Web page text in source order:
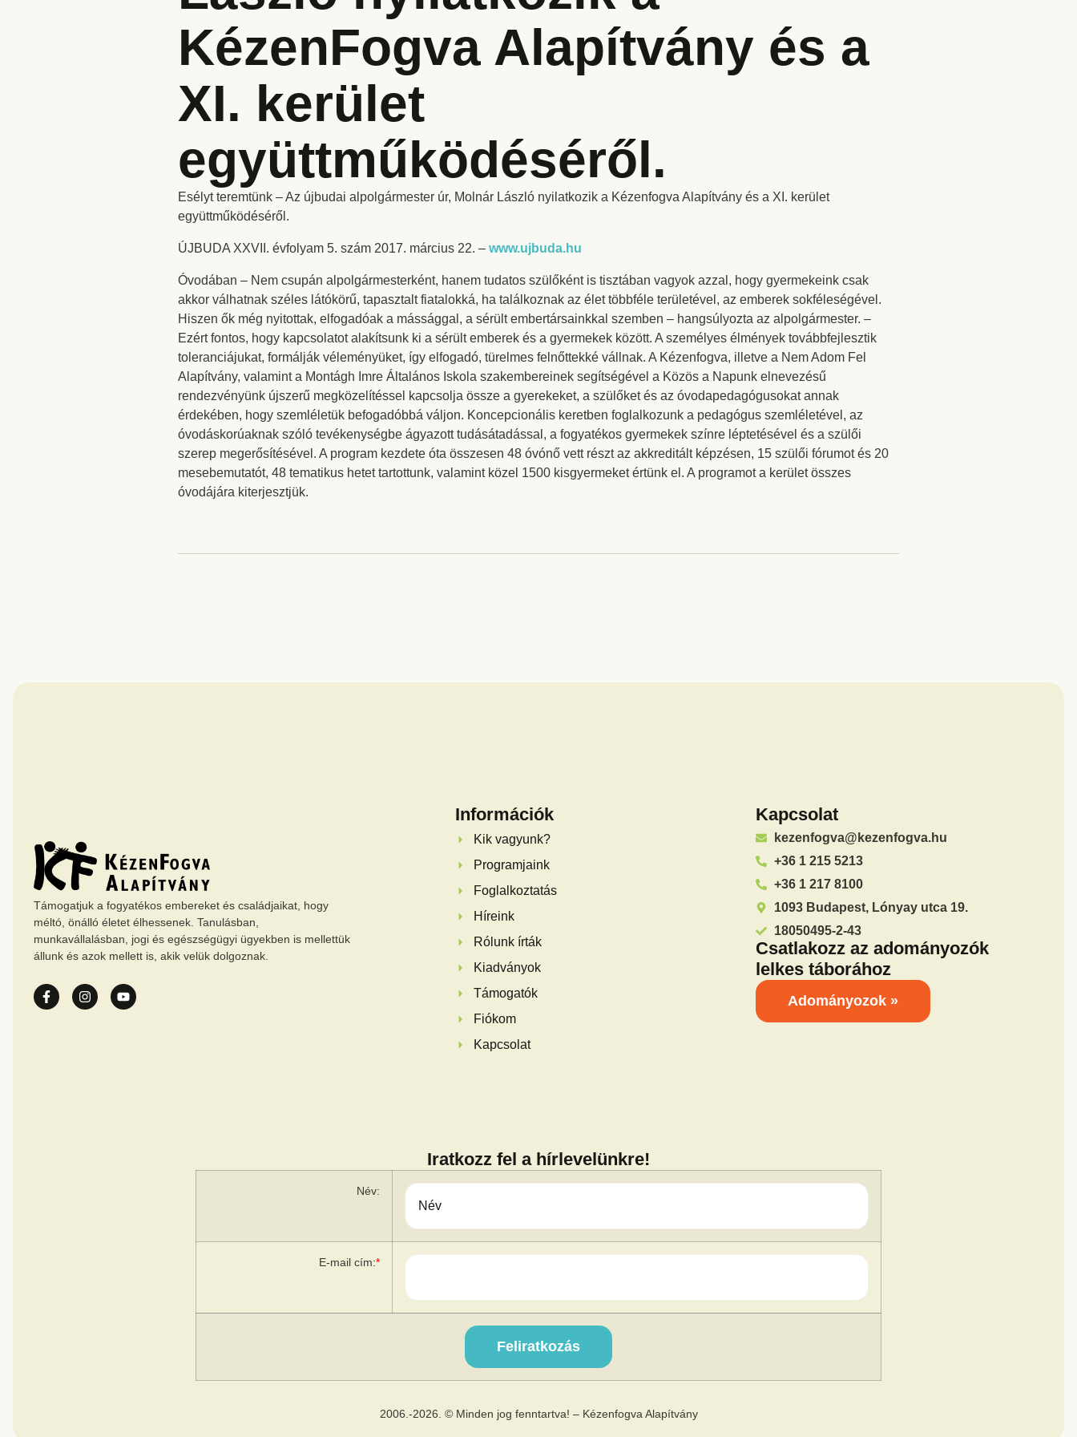
KézenFogva Alapítvány és a
XI. kerület
együttműködéséről.
Esélyt teremtünk – Az újbudai alpolgármester úr, Molnár László nyilatkozik a Kézenfogva Alapítvány és a XI. kerület
együttműködéséről.
ÚJBUDA XXVII. évfolyam 5. szám 2017. március 22. – www.ujbuda.hu
Óvodában – Nem csupán alpolgármesterként, hanem tudatos szülőként is tisztában vagyok azzal, hogy gyermekeink csak
akkor válhatnak széles látókörű, tapasztalt fiatalokká, ha találkoznak az élet többféle területével, az emberek sokféleségével.
Hiszen ők még nyitottak, elfogadóak a mássággal, a sérült embertársainkkal szemben – hangsúlyozta az alpolgármester. –
Ezért fontos, hogy kapcsolatot alakítsunk ki a sérült emberek és a gyermekek között. A személyes élmények továbbfejlesztik
toleranciájukat, formálják véleményüket, így elfogadó, türelmes felnőttekké vállnak. A Kézenfogva, illetve a Nem Adom Fel
Alapítvány, valamint a Montágh Imre Általános Iskola szakembereinek segítségével a Közös a Napunk elnevezésű
rendezvényünk újszerű megközelítéssel kapcsolja össze a gyerekeket, a szülőket és az óvodapedagógusokat annak
érdekében, hogy szemléletük befogadóbbá váljon. Koncepcionális keretben foglalkozunk a pedagógus szemléletével, az
óvodáskorúaknak szóló tevékenységbe ágyazott tudásátadással, a fogyatékos gyermekek színre léptetésével és a szülői
szerep megerősítésével. A program kezdete óta összesen 48 óvónő vett részt az akkreditált képzésen, 15 szülői fórumot és 20
mesebemutatót, 48 tematikus hetet tartottunk, valamint közel 1500 kisgyermeket értünk el. A programot a kerület összes
óvodájára kiterjesztjük.
Támogatjuk a fogyatékos embereket és családjaikat, hogy
méltó, önálló életet élhessenek. Tanulásban,
munkavállalásban, jogi és egészségügyi ügyekben is mellettük
állunk és azok mellett is, akik velük dolgoznak.
Információk
Kik vagyunk?
Programjaink
Foglalkoztatás
Híreink
Rólunk írták
Kiadványok
Támogatók
Fiókom
Kapcsolat
Kapcsolat
kezenfogva@kezenfogva.hu
+36 1 215 5213
+36 1 217 8100
1093 Budapest, Lónyay utca 19.
18050495-2-43
Csatlakozz az adományozók
lelkes táborához
Adományozok »
Iratkozz fel a hírlevelünkre!
Név:
E-mail cím:*
2006.-2026. © Minden jog fenntartva! – Kézenfogva Alapítvány